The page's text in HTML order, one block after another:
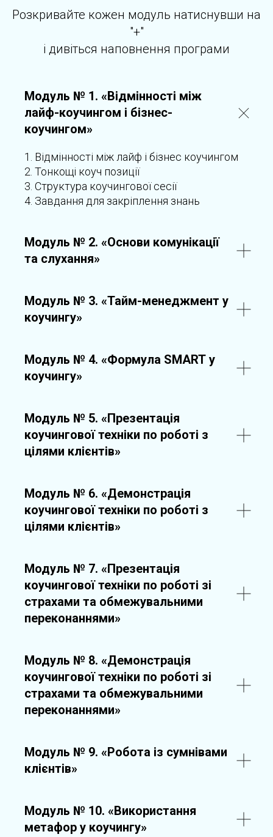
Розкривайте кожен модуль натиснувши на
"+"
і дивіться наповнення програми
Модуль № 1. «Відмінності між
лайф-коучингом і бізнес-
коучингом»
1. Відмінності між лайф і бізнес коучингом
2. Тонкощі коуч позиції
3. Структура коучингової сесії
4. Завдання для закріплення знань
Модуль № 2. «Основи комунікації
та слухання»
Модуль № 3. «Тайм-менеджмент у
коучингу»
Модуль № 4. «Формула SMART у
коучингу»
Модуль № 5. «Презентація
коучингової техніки по роботі з
цілями клієнтів»
Модуль № 6. «Демонстрація
коучингової техніки по роботі з
цілями клієнтів»
Модуль № 7. «Презентація
коучингової техніки по роботі зі
страхами та обмежувальними
переконаннями»
Модуль № 8. «Демонстрація
коучингової техніки по роботі зі
страхами та обмежувальними
переконаннями»
Модуль № 9. «Робота із сумнівами
клієнтів»
Модуль № 10. «Використання
метафор у коучингу»